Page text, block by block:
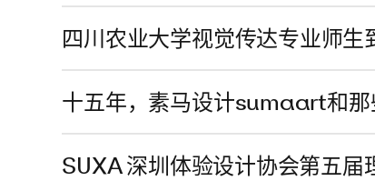
四川农业大学视觉传达专业师
十五年，素马设计sumaart和那
SUXA 深圳体验设计协会第五